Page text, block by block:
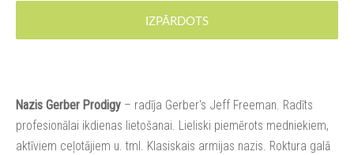
IZPĀRDOTS
Nazis Gerber Prodigy – radīja Gerber's Jeff Freeman. Radīts
profesionālai ikdienas lietošanai. Lieliski piemērots medniekiem,
aktīviem ceļotājiem u. tml. Klasiskais armijas nazis. Roktura galā